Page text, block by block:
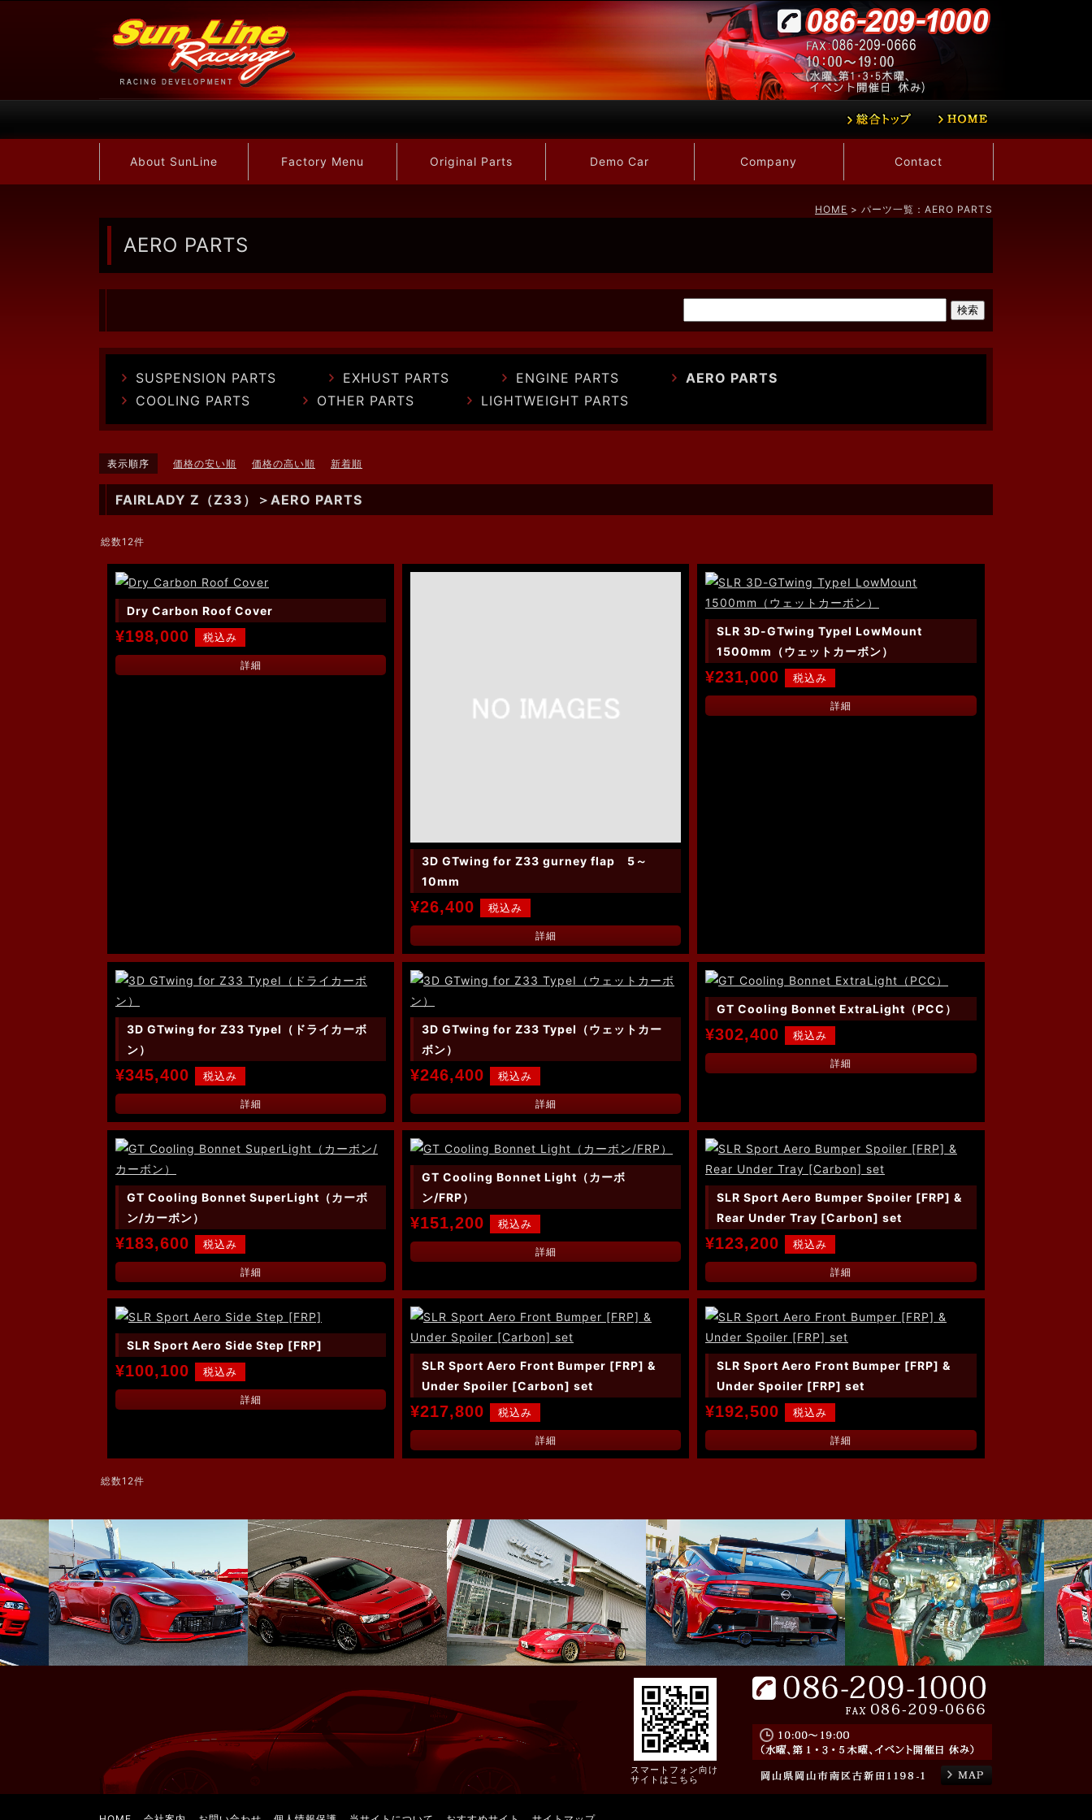
About SunLine Factory Menu Original Parts Demo Car Company Contact
HOME > パーツ一覧：AERO PARTS
AERO PARTS
SUSPENSION PARTS EXHUST PARTS ENGINE PARTS
AERO PARTS
COOLING PARTS
OTHER PARTS LIGHTWEIGHT PARTS
表示順序 価格の安い順 価格の高い順 新着順
FAIRLADY Z（Z33）＞AERO PARTS
総数12件
Dry Carbon Roof Cover
¥198,000
詳細
3D GTwing for Z33 gurney flap 5～
10mm
¥26,400
詳細
SLR 3D-GTwing TypeⅠ LowMount
1500mm（ウェットカーボン）
¥231,000
詳細
3D GTwing for Z33 TypeⅠ（ドライカーボ
ン）
¥345,400
詳細
3D GTwing for Z33 TypeⅠ（ウェットカー
ボン）
¥246,400
詳細
GT Cooling Bonnet ExtraLight（PCC）
¥302,400
詳細
GT Cooling Bonnet SuperLight（カーボ
ン/カーボン）
¥183,600
詳細
GT Cooling Bonnet Light（カーボ
ン/FRP）
¥151,200
詳細
SLR Sport Aero Bumper Spoiler [FRP] &
Rear Under Tray [Carbon] set
¥123,200
詳細
SLR Sport Aero Side Step [FRP]
¥100,100
詳細
SLR Sport Aero Front Bumper [FRP] &
Under Spoiler [Carbon] set
¥217,800
詳細
SLR Sport Aero Front Bumper [FRP] &
Under Spoiler [FRP] set
¥192,500
詳細
総数12件
スマートフォン向け
サイトはこちら